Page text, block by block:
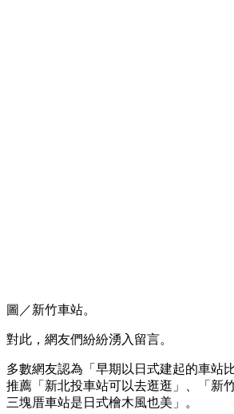
圖／新竹車站。
對此，網友們紛紛湧入留言。
多數網友認為「早期以日式建起的車站
推薦「新北投車站可以去逛逛」、「新
三塊厝車站是日式檜木風也美」。